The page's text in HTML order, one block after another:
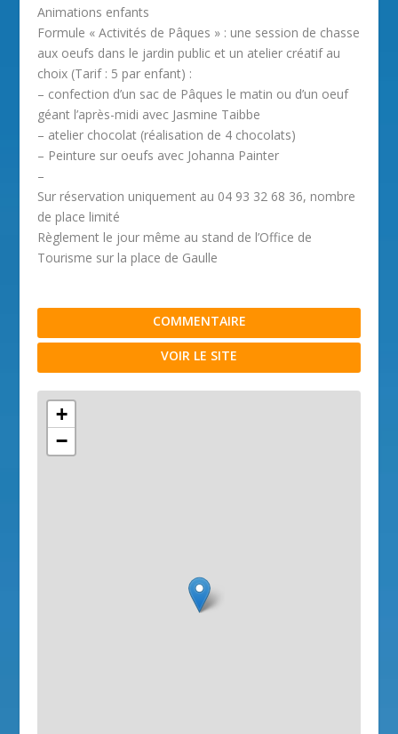
Animations enfants
Formule « Activités de Pâques » : une session de chasse
aux oeufs dans le jardin public et un atelier créatif au
choix (Tarif : 5 par enfant) :
– confection d’un sac de Pâques le matin ou d’un oeuf
géant l’après-midi avec Jasmine Taibbe
– atelier chocolat (réalisation de 4 chocolats)
– Peinture sur oeufs avec Johanna Painter
–
Sur réservation uniquement au 04 93 32 68 36, nombre
de place limité
Règlement le jour même au stand de l’Office de
Tourisme sur la place de Gaulle
COMMENTAIRE
VOIR LE SITE
+
−